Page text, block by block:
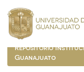
navigation
Repositorio
Guanajuato